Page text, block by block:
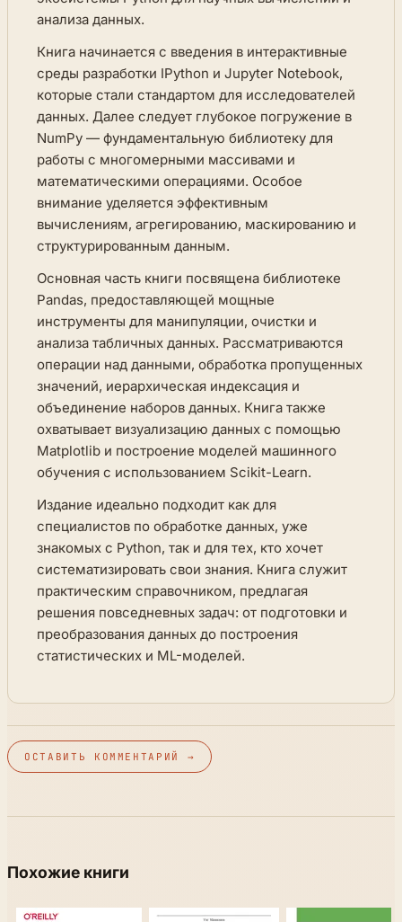
анализа данных.
Книга начинается с введения в интерактивные
среды разработки IPython и Jupyter Notebook,
которые стали стандартом для исследователей
данных. Далее следует глубокое погружение в
NumPy — фундаментальную библиотеку для
работы с многомерными массивами и
математическими операциями. Особое
внимание уделяется эффективным
вычислениям, агрегированию, маскированию и
структурированным данным.
Основная часть книги посвящена библиотеке
Pandas, предоставляющей мощные
инструменты для манипуляции, очистки и
анализа табличных данных. Рассматриваются
операции над данными, обработка пропущенных
значений, иерархическая индексация и
объединение наборов данных. Книга также
охватывает визуализацию данных с помощью
Matplotlib и построение моделей машинного
обучения с использованием Scikit-Learn.
Издание идеально подходит как для
специалистов по обработке данных, уже
знакомых с Python, так и для тех, кто хочет
систематизировать свои знания. Книга служит
практическим справочником, предлагая
решения повседневных задач: от подготовки и
преобразования данных до построения
статистических и ML-моделей.
ОСТАВИТЬ КОММЕНТАРИЙ →
Похожие книги